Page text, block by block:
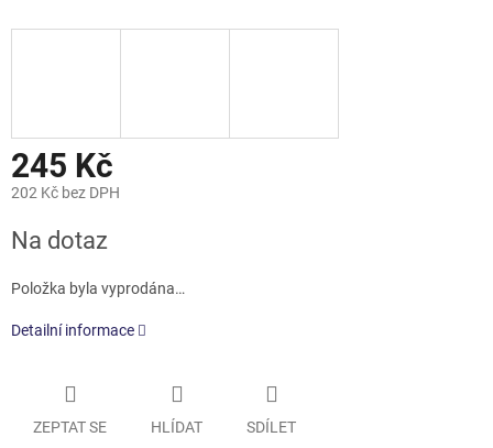
245 Kč
202 Kč bez DPH
cena:
Na dotaz
Položka byla vyprodána…
Detailní informace
ZEPTAT SE HLÍDAT SDÍLET